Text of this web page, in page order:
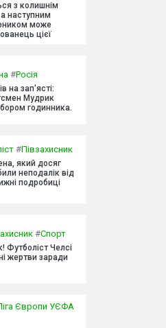
з колишнім
наступним
може
цієї
#Росія
на зап'ясті:
Мудрик
годинника.
#Півзахисник
який досяг
неподалік від
подробиці
#Спорт
Футболіст Челсі
жертви заради
Європи УЄФА